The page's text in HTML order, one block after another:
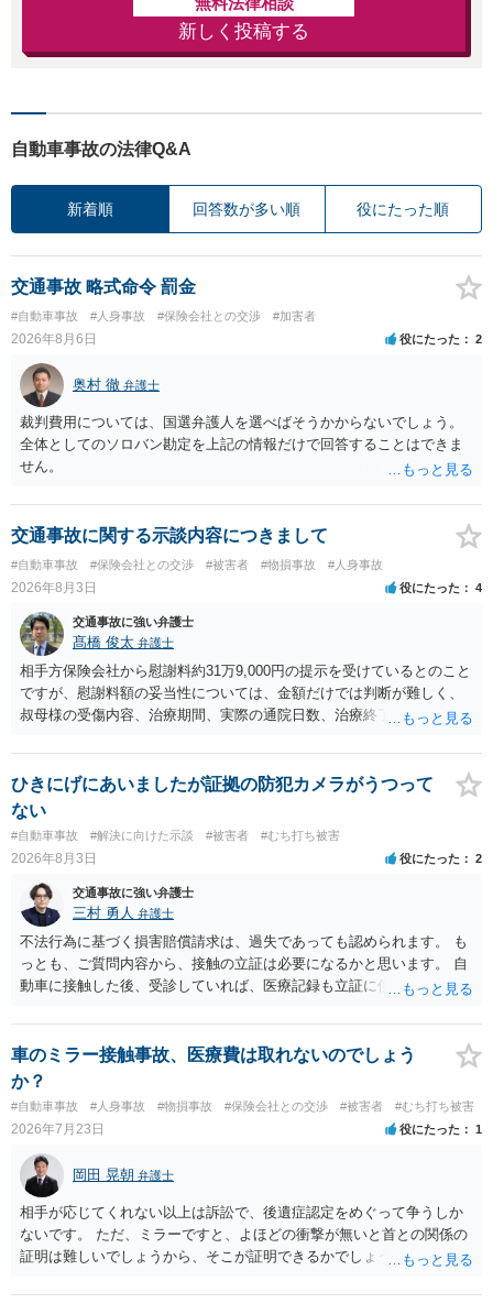
新しく投稿する
自動車事故の法律Q&A
新着順 回答数が多い順 役にたった順
交通事故 略式命令 罰金
#自動車事故 #人身事故 #保険会社との交渉 #加害者
2026年8月6日 役にたった 2
奥村 徹 弁護士
裁判費用については、国選弁護人を選べばそうかからないでしょう。
全体としてのソロバン勘定を上記の情報だけで回答することはできま
せん。
交通事故に関する示談内容につきまして
#自動車事故 #保険会社との交渉 #被害者 #物損事故 #人身事故
2026年8月3日 役にたった 4
交通事故に強い弁護士
髙橋 俊太 弁護士
相手方保険会社から慰謝料約31万9,000円の提示を受けているとのこと
ですが、慰謝料額の妥当性については、金額だけでは判断が難しく、
叔母様の受傷内容、治療期間、実際の通院日数、治療終了の経緯、後
確認する必要があります。保険会社から提示される慰謝料額について
は、弁護士が介入することにより増額を検討できる場合がありますの
で、以下の資料・情報を準備した上で、弁護士に個別に相談すること
をお勧めいたします。 ・相手方保険会社から届いている示談金額の提
示書類 ・叔母様の診断名、けがの内容 ・治療開始日及び治療終了日
・入院の有無、通院回数 ・現在も症状が残っているか ・叔母様ご本人
やご家族等が加入している保険に、今回の事故で利用できる弁護士費
用特約が付帯しているか なお、被害者は叔母様ご本人となりますの
で、弁護士が受任する場合には、叔母様ご本人の依頼意思等を確認す
る必要があります。日本語での十分な意思疎通が難しいとのことです
ので、そのあたりのご事情も踏まえて、依頼意思の確認方法等を検討
ひきにげにあいましたが証拠の防犯カメラがうつって
ない
#自動車事故 #解決に向けた示談 #被害者 #むち打ち被害
2026年8月3日 役にたった 2
交通事故に強い弁護士
三村 勇人 弁護士
不法行為に基づく損害賠償請求は、過失であっても認められます。 も
っとも、ご質問内容から、接触の立証は必要になるかと思います。 自
動車に接触した後、受診していれば、医療記録も立証に使えるかと思
士にご相談ください。
車のミラー接触事故、医療費は取れないのでしょう
か？
#自動車事故 #人身事故 #物損事故 #保険会社との交渉 #被害者 #むち打ち被害
2026年7月23日 役にたった 1
岡田 晃朝 弁護士
相手が応じてくれない以上は訴訟で、後遺症認定をめぐって争うしか
ないです。 ただ、ミラーですと、よほどの衝撃が無いと首との関係の
証明は難しいでしょうから、そこが証明できるかでしょうね。